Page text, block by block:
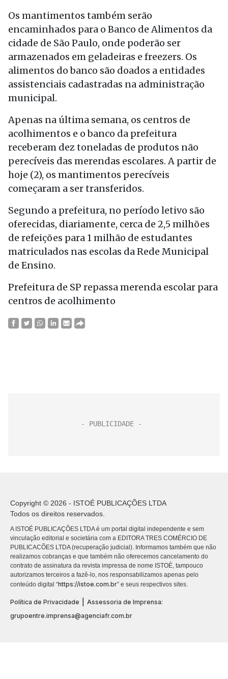
Os mantimentos também serão
encaminhados para o Banco de Alimentos da
cidade de São Paulo, onde poderão ser
armazenados em geladeiras e freezers. Os
alimentos do banco são doados a entidades
assistenciais cadastradas na administração
municipal.
Apenas na última semana, os centros de
acolhimentos e o banco da prefeitura
receberam dez toneladas de produtos não
perecíveis das merendas escolares. A partir de
hoje (2), os mantimentos perecíveis
começaram a ser transferidos.
Segundo a prefeitura, no período letivo são
oferecidas, diariamente, cerca de 2,5 milhões
de refeições para 1 milhão de estudantes
matriculados nas escolas da Rede Municipal
de Ensino.
Prefeitura de SP repassa merenda escolar para
centros de acolhimento
Copyright © 2026 - ISTOÉ PUBLICAÇÕES LTDA
Todos os direitos reservados.
A ISTOÉ PUBLICAÇÕES LTDA é um portal digital independente e sem
vinculação editorial e societária com a EDITORA TRES COMÉRCIO DE
PUBLICACÕES LTDA (recuperação judicial). Informamos também que não
realizamos cobranças e que também não oferecemos cancelamento do
contrato de assinatura da revista impressa de nome ISTOÉ, tampouco
autorizamos terceiros a fazê-lo, nos responsabilizamos apenas pelo
conteúdo digital “https://istoe.com.br” e seus respectivos sites.
Política de Privacidade
Assessoria de Imprensa:
grupoentre.imprensa@agenciafr.com.br